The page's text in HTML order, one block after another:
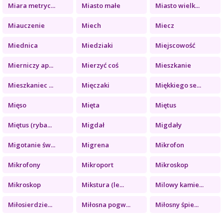
Miara metryc... Miasto małe Miasto wielk...
Miauczenie Miech Miecz
Miednica Miedziaki Miejscowość
Mierniczy ap... Mierzyć coś Mieszkanie
Mieszkaniec ... Mięczaki Miękkiego se...
Mięso Mięta Miętus
Miętus (ryba... Migdał Migdały
Migotanie św... Migrena Mikrofon
Mikrofony Mikroport Mikroskop
Mikroskop Mikstura (le... Milowy kamie...
Miłosierdzie... Miłosna pogw... Miłosny śpie...